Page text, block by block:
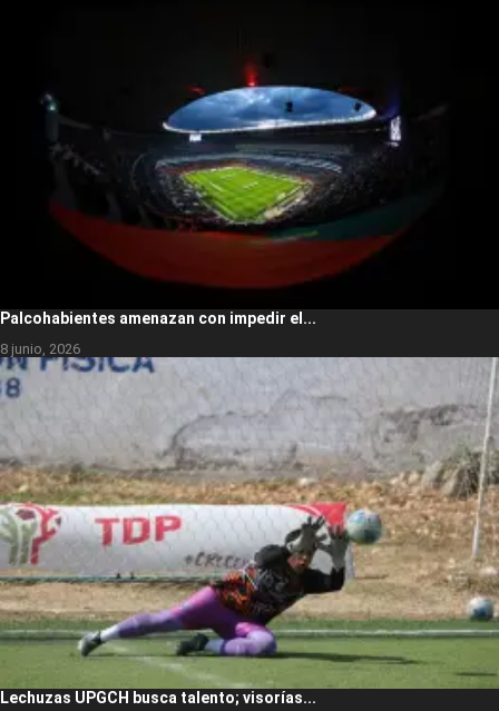
Palcohabientes amenazan con impedir el...
8 junio, 2026
Lechuzas UPGCH busca talento; visorías...